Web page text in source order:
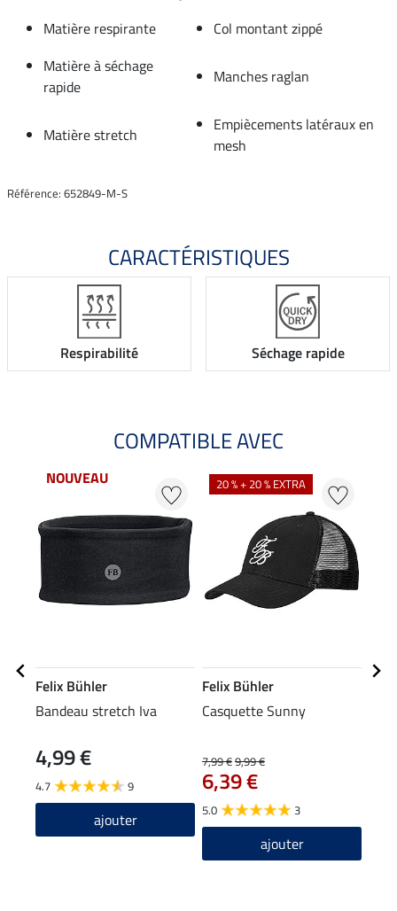
Matière respirante
Col montant zippé
Matière à séchage
rapide
Manches raglan
Matière stretch
Empiècements latéraux en
mesh
Référence: 652849-M-S
CARACTÉRISTIQUES
Respirabilité Séchage rapide
COMPATIBLE AVEC
NOUVEAU
Felix Bühler
Bandeau stretch Iva
4,99 €
4.7 9
ajouter
20 % + 20 % EXTRA
Felix Bühler
Casquette Sunny
7,99 €9,99 €
6,39 €
5.0 3
ajouter